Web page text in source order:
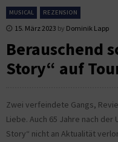
MUSICAL REZENSION
15. März 2023 by Dominik Lapp
Berauschend
Story“ auf
Zwei verfeindete Gangs,
Liebe. Auch 65 Jahre nach der
Story“ nicht an Aktualität